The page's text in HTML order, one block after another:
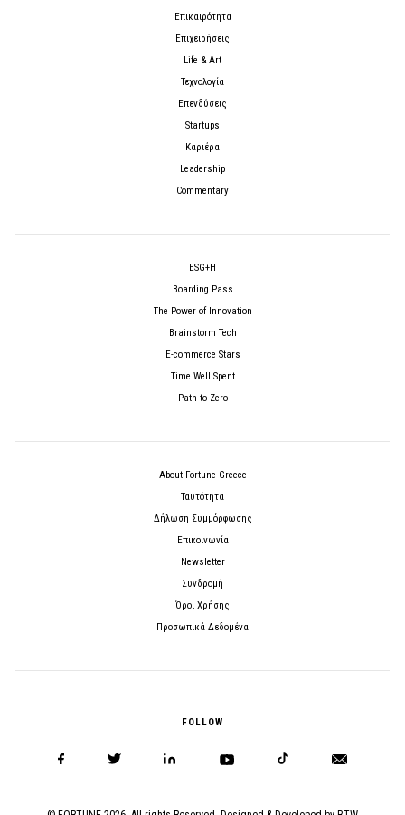
Επικαιρότητα
Επιχειρήσεις
Life & Art
Τεχνολογία
Επενδύσεις
Startups
Καριέρα
Leadership
Commentary
ESG+H
Boarding Pass
The Power of Innovation
Brainstorm Tech
E-commerce Stars
Time Well Spent
Path to Zero
About Fortune Greece
Ταυτότητα
Δήλωση Συμμόρφωσης
Επικοινωνία
Newsletter
Συνδρομή
Όροι Χρήσης
Προσωπικά Δεδομένα
FOLLOW